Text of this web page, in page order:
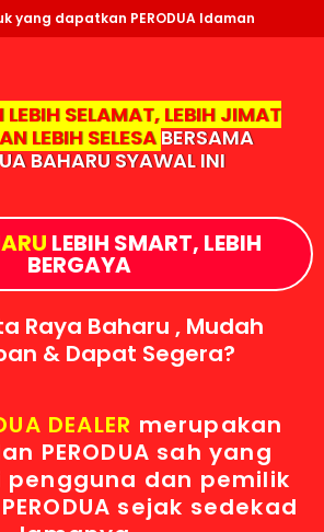
yang dapatkan PERODUA Idaman
LEBIH SELAMAT, LEBIH JIMAT
LEBIH SELESABERSAMA
BAHARU SYAWAL INI
LEBIH SMART, LEBIH
BERGAYA
Raya Baharu , Mudah
& Dapat Segera?
DEALER merupakan
PERODUA sah yang
dan pemilik
sejak sedekad